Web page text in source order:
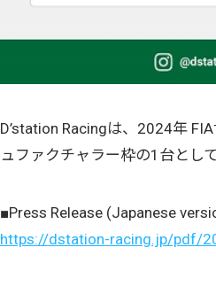
D’station Racingは、2024年
ュファクチャラー枠の1台とし
■Press Release (Japanese
https://dstation-racing.jp/pdf/